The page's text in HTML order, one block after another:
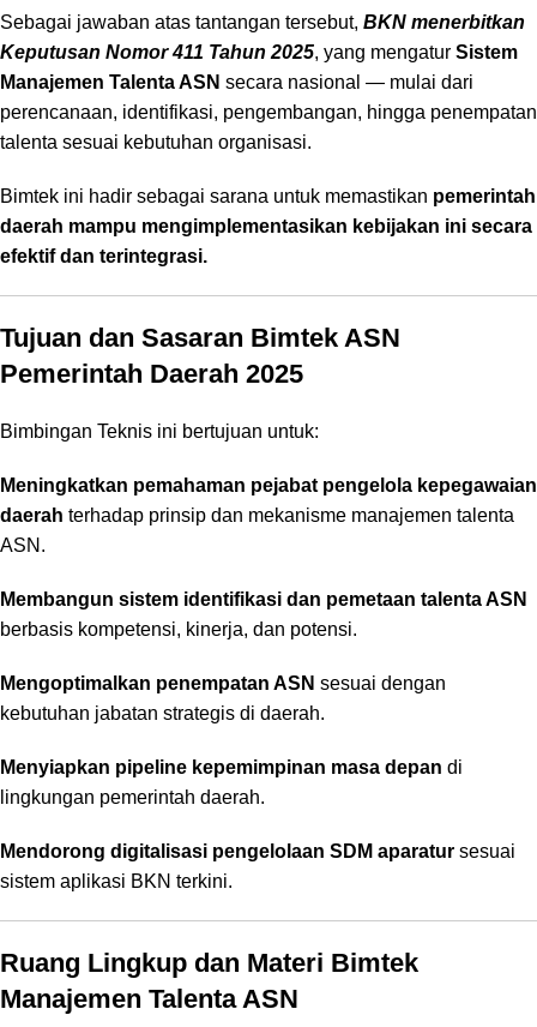
Sebagai jawaban atas tantangan tersebut, BKN menerbitkan
Keputusan Nomor 411 Tahun 2025, yang mengatur Sistem
Manajemen Talenta ASN secara nasional — mulai dari
perencanaan, identifikasi, pengembangan, hingga penempatan
talenta sesuai kebutuhan organisasi.
Bimtek ini hadir sebagai sarana untuk memastikan pemerintah
daerah mampu mengimplementasikan kebijakan ini secara
efektif dan terintegrasi.
Tujuan dan Sasaran Bimtek ASN
Pemerintah Daerah 2025
Bimbingan Teknis ini bertujuan untuk:
Meningkatkan pemahaman pejabat pengelola kepegawaian
daerah terhadap prinsip dan mekanisme manajemen talenta
ASN.
Membangun sistem identifikasi dan pemetaan talenta ASN
berbasis kompetensi, kinerja, dan potensi.
Mengoptimalkan penempatan ASN sesuai dengan
kebutuhan jabatan strategis di daerah.
Menyiapkan pipeline kepemimpinan masa depan di
lingkungan pemerintah daerah.
Mendorong digitalisasi pengelolaan SDM aparatur sesuai
sistem aplikasi BKN terkini.
Ruang Lingkup dan Materi Bimtek
Manajemen Talenta ASN